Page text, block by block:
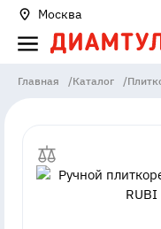
Москва
Главная /Каталог /